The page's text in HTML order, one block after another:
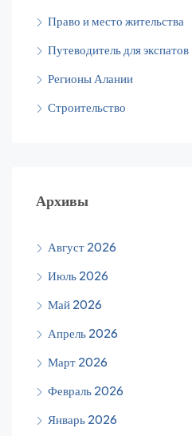
Право и место жительства
Путеводитель для экспатов
Регионы Алании
Строительство
Архивы
Август 2026
Июль 2026
Май 2026
Апрель 2026
Март 2026
Февраль 2026
Январь 2026